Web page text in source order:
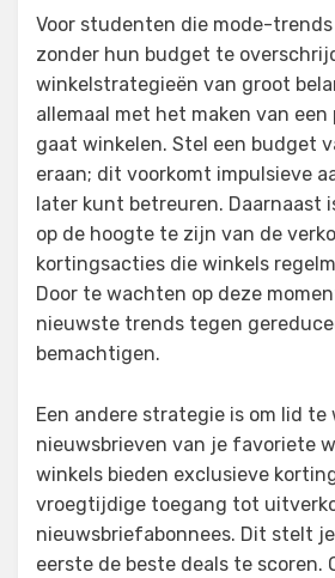
Voor studenten die mode-
zonder hun budget te
winkelstrategieën van groot
allemaal met het maken van
gaat winkelen. Stel een budget
eraan; dit voorkomt impulsieve
later kunt betreuren. Daarnaast
op de hoogte te zijn van de
kortingsacties die winkels
Door te wachten op deze
nieuwste trends tegen
bemachtigen.
Een andere strategie is om lid te
nieuwsbrieven van je favoriete
winkels bieden exclusieve
vroegtijdige toegang tot
nieuwsbriefabonnees. Dit stelt
eerste de beste deals te scoren.